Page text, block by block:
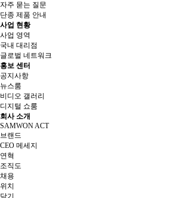
자주 묻는 질문
단종 제품 안내
사업 현황
사업 영역
국내 대리점
글로벌 네트워크
홍보 센터
공지사항
뉴스룸
비디오 갤러리
디지털 쇼룸
회사 소개
SAMWON ACT
브랜드
CEO 메세지
연혁
조직도
채용
위치